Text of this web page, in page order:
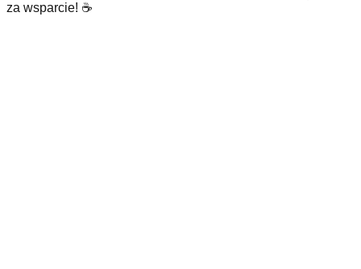
za wsparcie! ☕